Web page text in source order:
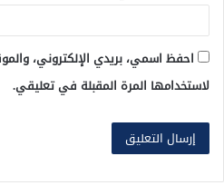
احفظ اسمي، بريدي الإلكتروني،
لاستخدامها المرة المقبلة في تعليقي.